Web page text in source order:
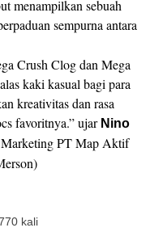
menampilkan sebuah
sempurna antara
Crush Clog dan Mega
kaki kasual bagi para
kreativitas dan rasa
favoritnya.” ujar Nino
PT Map Aktif
kali